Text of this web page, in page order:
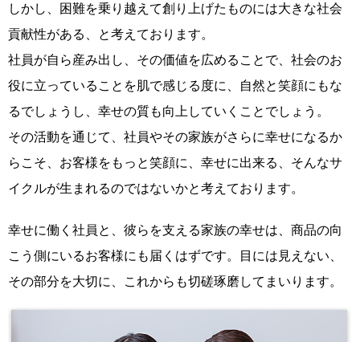
しかし、
困難を乗り越えて創り上げたものには大きな社会
貢献性がある、
と考えております。
社員が自ら産み出し、その価値を広めることで、社会のお
役に立っていることを肌で感じる度に、自然と笑顔にもな
るでしょうし、幸せの質も向上していくことでしょう。
その活動を通じて、社員やその家族がさらに幸せになるか
らこそ、 お客様をもっと笑顔に、幸せに出来る、そんなサ
イクルが生まれるのではないかと考えております。
幸せに働く社員と、彼らを支える家族の幸せは、商品の向
こう側にいるお客様にも届くはずです。目には見えない、
その部分を大切に、これからも切磋琢磨してまいります。